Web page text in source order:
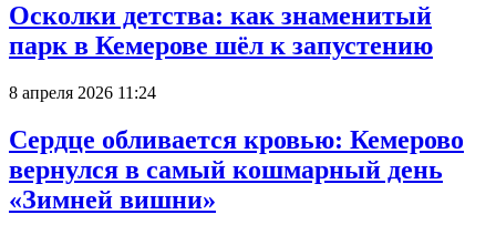
Осколки детства: как знаменитый
парк в Кемерове шёл к запустению
8 апреля 2026 11:24
Сердце обливается кровью: Кемерово
вернулся в самый кошмарный день
«Зимней вишни»